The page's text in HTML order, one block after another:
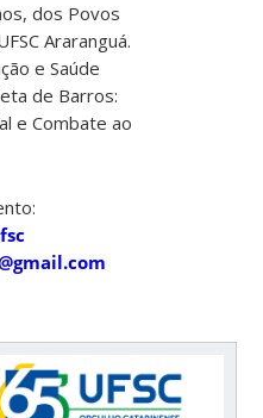
dos Povos
Araranguá.
e Saúde
de Barros:
e Combate ao